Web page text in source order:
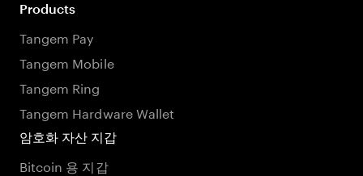
Products
Tangem Pay
Tangem Mobile
Tangem Ring
Tangem Hardware Wallet
암호화 자산 지갑
Bitcoin 용 지갑